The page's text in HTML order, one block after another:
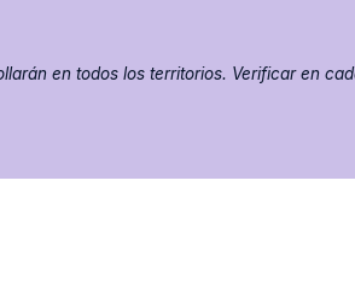
en todos los territorios. Verificar en